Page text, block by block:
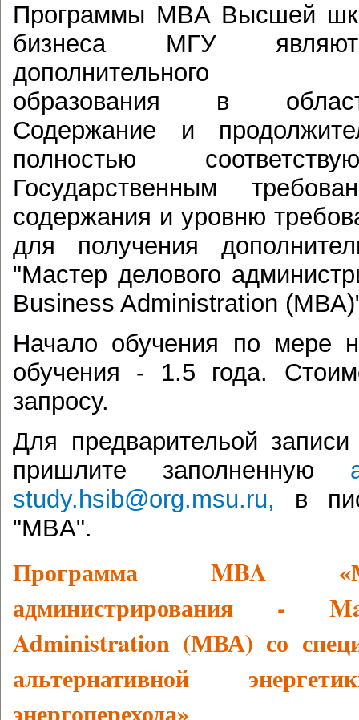
Программы MBA Высшей
бизнеса МГУ
дополнительного
образования в
Содержание и
полностью
Государственным
содержания и уровню
для получения
"Мастер делового
Business Administration
Начало обучения по мере
обучения - 1.5 года.
запросу.
Для предварительой
пришлите заполненную
study.hsib@org.msu.ru, в
"MBA".
Программа MBA
администрирования -
Administration (МВА) со
альтернативной
энергоперехода»